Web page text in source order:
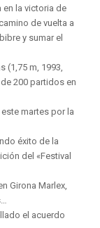
en la victoria de
de vuelta a
y sumar el
(1,75 m, 1993,
200 partidos en
martes por la
éxito de la
del «Festival
Girona Marlex,
el acuerdo